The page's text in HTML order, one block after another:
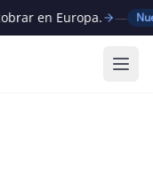
en Europa. — Nuevo